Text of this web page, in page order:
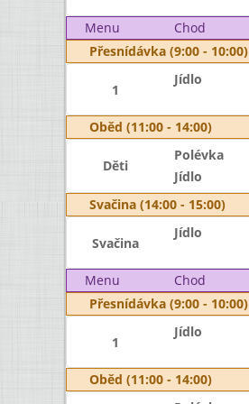
Menu Chod
Přesnídávka (9:00 - 10:00)
1
Jídlo
Oběd (11:00 - 14:00)
Děti
Polévka
Jídlo
Svačina (14:00 - 15:00)
Svačina
Jídlo
Menu Chod
Přesnídávka (9:00 - 10:00)
1
Jídlo
Oběd (11:00 - 14:00)